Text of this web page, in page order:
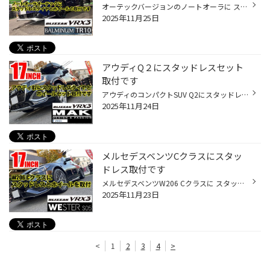
オーテックバージョンのノートオーラに スタッドレスタイヤと純正サイズと同じ ホイールを装着 装着タイヤホイールはこちら タイヤはブリザックVRX3 205/50R17 ホイールはバルミナTR10 サイズは17x6.0 40 4-100 MB オーテックブルーに艶消しブラックの ホイールとの組み合わせが映えますね ご来店あ...
2025年11月25日
アウディQ２にスタッドレスセット
取付です
アウディのコンパクトSUV Q2にスタッドレスタイヤとホイールの取付です 装着タイヤホイールはこちら ブリザックVRX3 215/55R17 ホイールはMAK VINCI 17x7.0 45 5-112 カラーはシルバーです MAKホイールは純正に近いデザインが特徴です もちろんハブセントリックや純正ボルト流用です これで冬の準備...
2025年11月24日
メルセデスベンツCクラスにスタッ
ドレス取付です
メルセデスベンツW206 Cクラスに スタッドレスタイヤとホイールを取付です 装着タイヤホイールはこちら ブリザックVRX3 225/50R17 ホイールはWESTER S05 17x7.0 45 5-112 純正に近いデザインという事で WESTERをチョイス もちろんホイールはハブセントリック メルセデスのセンターキャップや 純正ボ...
2025年11月23日
< 1 2 3 4 >